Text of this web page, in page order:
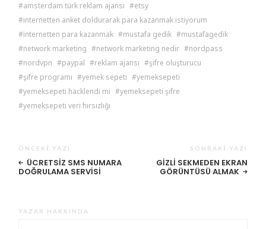
amsterdam türk reklam ajansı
etsy
internetten anket doldurarak para kazanmak istiyorum
internetten para kazanmak
mustafa gedik
mustafagedik
network marketing
network marketing nedir
nordpass
nordvpn
paypal reklam ajansı
şifre oluşturucu
şifre programı
yemek sepeti
yemeksepeti
yemeksepeti hacklendi mi
yemeksepeti şifre
yemeksepeti veri hırsızlığı
ÖNCEKI YAZI
ÜCRETSIZ SMS NUMARA
DOĞRULAMA SERVISI
SONRAKI YAZI
GIZLI SEKMEDEN EKRAN
GÖRÜNTÜSÜ ALMAK
YAZAR HAKKINDA